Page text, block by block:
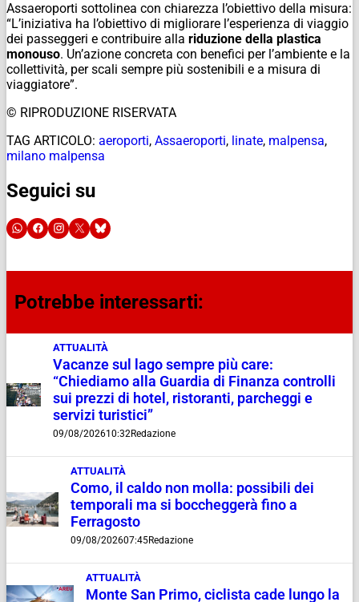
Assaeroporti sottolinea con chiarezza l’obiettivo della misura:
“L’iniziativa ha l’obiettivo di migliorare l’esperienza di viaggio
dei passeggeri e contribuire alla riduzione della plastica
monouso. Un’azione concreta con benefici per l’ambiente e la
collettività, per scali sempre più sostenibili e a misura di
viaggiatore”.
© RIPRODUZIONE RISERVATA
TAG ARTICOLO: aeroporti, Assaeroporti, linate, malpensa,
milano malpensa
Seguici su
Potrebbe interessarti:
ATTUALITÀ
Vacanze sul lago sempre più care:
“Chiediamo alla Guardia di Finanza controlli
sui prezzi di hotel, ristoranti, parcheggi e
servizi turistici”
09/08/202610:32Redazione
ATTUALITÀ
Como, il caldo non molla: possibili dei
temporali ma si boccheggerà fino a
Ferragosto
09/08/202607:45Redazione
ATTUALITÀ
Monte San Primo, ciclista cade lungo la